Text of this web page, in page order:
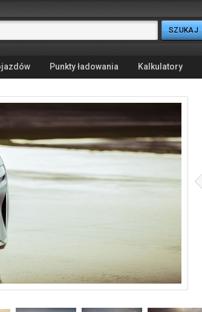
Punkty ładowania Kalkulatory